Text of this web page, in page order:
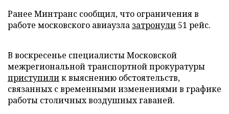
Ранее Минтранс сообщил, что ограничения в
работе московского авиаузла затронули 51 рейс.
В воскресенье специалисты Московской
межрегиональной транспортной прокуратуры
приступилик выяснению обстоятельств,
связанных с временными изменениями в графике
работы столичных воздушных гаваней.